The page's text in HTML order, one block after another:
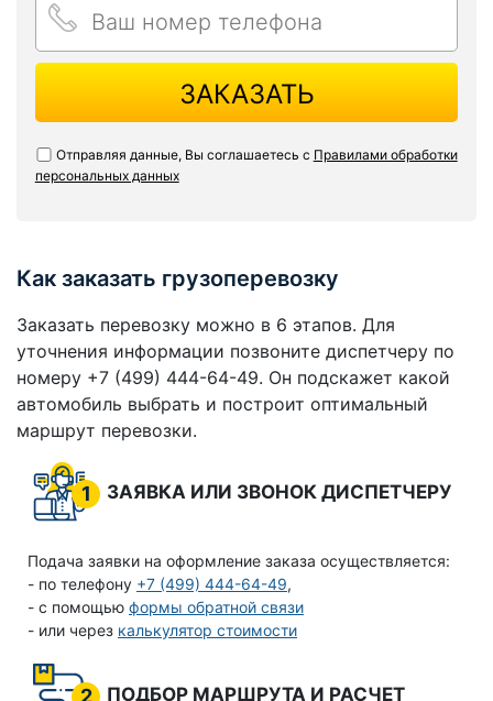
ЗАКАЗАТЬ
Отправляя данные, Вы соглашаетесь с Правилами обработки
персональных данных
Как заказать грузоперевозку
Заказать перевозку можно в 6 этапов. Для
уточнения информации позвоните диспетчеру по
номеру +7 (499) 444-64-49. Он подскажет какой
автомобиль выбрать и построит оптимальный
маршрут перевозки.
1 ЗАЯВКА ИЛИ ЗВОНОК ДИСПЕТЧЕРУ
Подача заявки на оформление заказа осуществляется:
- по телефону +7 (499) 444-64-49,
- с помощью формы обратной связи
- или через калькулятор стоимости
2
ПОДБОР МАРШРУТА И РАСЧЕТ